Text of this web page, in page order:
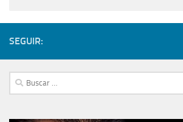
SEGUIR:
Buscar: